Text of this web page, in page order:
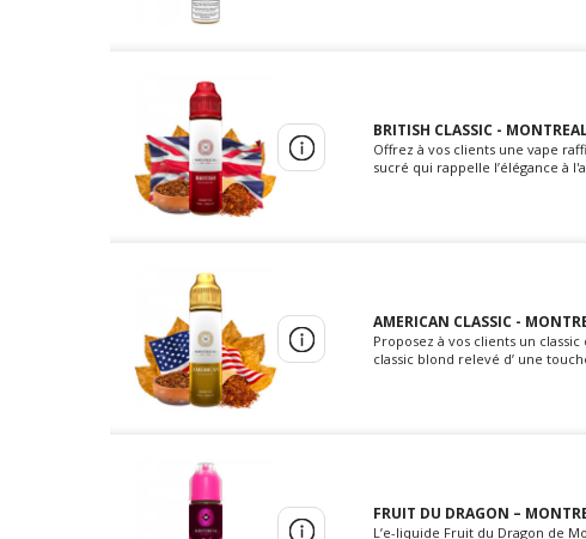
BRITISH CLASSIC -
Offrez à vos clients une vape
sucré qui rappelle l’élégance à
AMERICAN CLASSIC -
Proposez à vos clients un
classic blond relevé d’ une
FRUIT DU DRAGON –
L’e-liquide Fruit du Dragon de